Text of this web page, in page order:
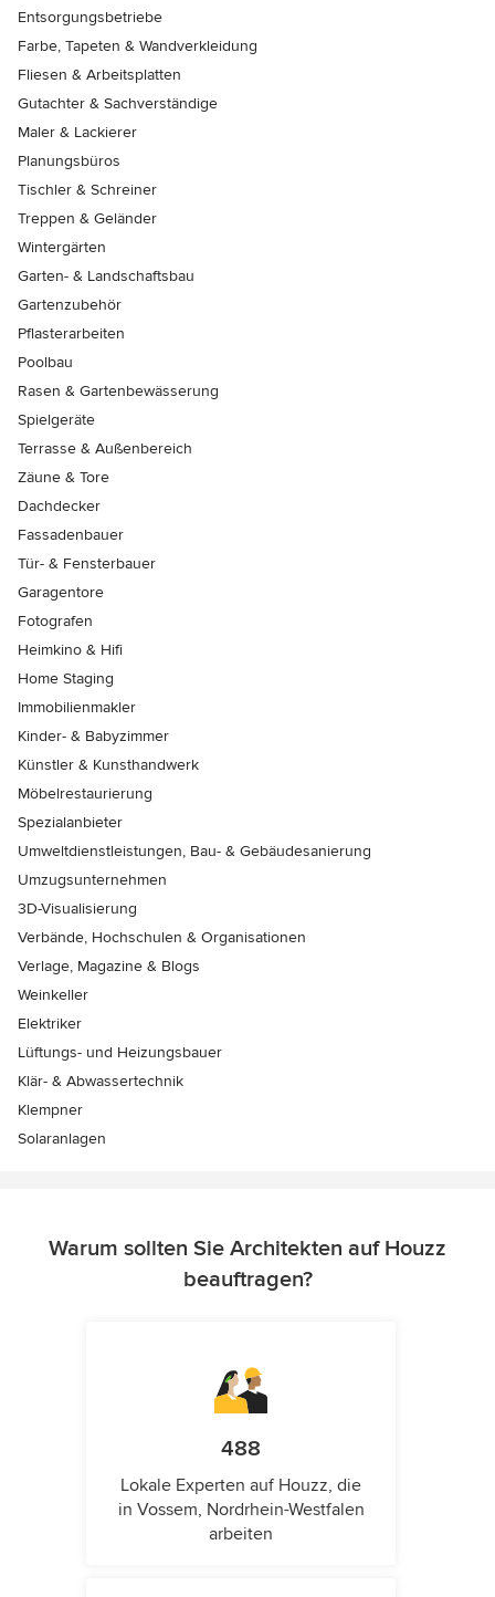
Entsorgungsbetriebe
Farbe, Tapeten & Wandverkleidung
Fliesen & Arbeitsplatten
Gutachter & Sachverständige
Maler & Lackierer
Planungsbüros
Tischler & Schreiner
Treppen & Geländer
Wintergärten
Garten- & Landschaftsbau
Gartenzubehör
Pflasterarbeiten
Poolbau
Rasen & Gartenbewässerung
Spielgeräte
Terrasse & Außenbereich
Zäune & Tore
Dachdecker
Fassadenbauer
Tür- & Fensterbauer
Garagentore
Fotografen
Heimkino & Hifi
Home Staging
Immobilienmakler
Kinder- & Babyzimmer
Künstler & Kunsthandwerk
Möbelrestaurierung
Spezialanbieter
Umweltdienstleistungen, Bau- & Gebäudesanierung
Umzugsunternehmen
3D-Visualisierung
Verbände, Hochschulen & Organisationen
Verlage, Magazine & Blogs
Weinkeller
Elektriker
Lüftungs- und Heizungsbauer
Klär- & Abwassertechnik
Klempner
Solaranlagen
Warum sollten Sie Architekten auf Houzz
beauftragen?
488
Lokale Experten auf Houzz, die
in Vossem, Nordrhein-Westfalen
arbeiten